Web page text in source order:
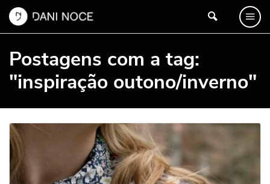
Postagens com a tag:
"inspiração outono/inverno"